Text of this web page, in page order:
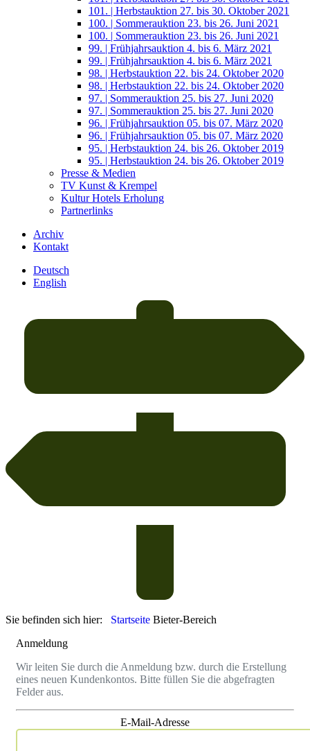
101. | Herbstauktion 27. bis 30. Oktober 2021
100. | Sommerauktion 23. bis 26. Juni 2021
100. | Sommerauktion 23. bis 26. Juni 2021
99. | Frühjahrsauktion 4. bis 6. März 2021
99. | Frühjahrsauktion 4. bis 6. März 2021
98. | Herbstauktion 22. bis 24. Oktober 2020
98. | Herbstauktion 22. bis 24. Oktober 2020
97. | Sommerauktion 25. bis 27. Juni 2020
97. | Sommerauktion 25. bis 27. Juni 2020
96. | Frühjahrsauktion 05. bis 07. März 2020
96. | Frühjahrsauktion 05. bis 07. März 2020
95. | Herbstauktion 24. bis 26. Oktober 2019
95. | Herbstauktion 24. bis 26. Oktober 2019
Presse & Medien
TV Kunst & Krempel
Kultur Hotels Erholung
Partnerlinks
Archiv
Kontakt
Deutsch
English
Sie befinden sich hier: Startseite Bieter-Bereich
Anmeldung
Wir leiten Sie durch die Anmeldung bzw. durch die Erstellung
eines neuen Kundenkontos. Bitte füllen Sie die abgefragten
Felder aus.
E-Mail-Adresse